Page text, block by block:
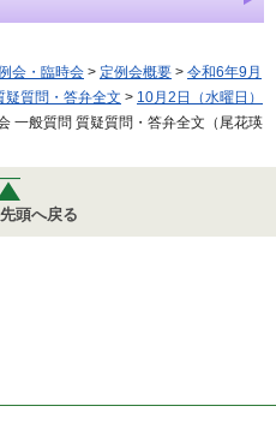
会・臨時会 > 定例会概要 > 令和6年9月
疑質問・答弁全文 > 10月2日（水曜日）
一般質問 質疑質問・答弁全文（尾花瑛
頭へ戻る